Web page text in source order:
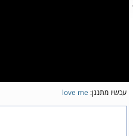
עכשיו מתנגן: love me